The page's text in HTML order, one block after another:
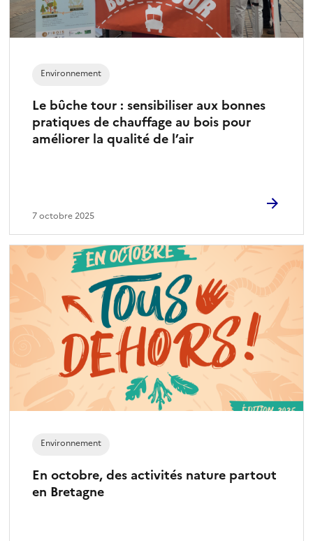
Le bûche tour : sensibiliser aux bonnes
pratiques de chauffage au bois pour
améliorer la qualité de l’air
Environnement
7 octobre 2025
En octobre, des activités nature partout
en Bretagne
Environnement